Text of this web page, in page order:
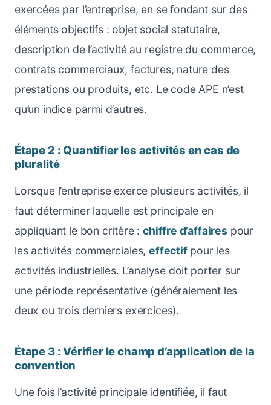
exercées par l’entreprise, en se fondant sur des
éléments objectifs : objet social statutaire,
description de l’activité au registre du commerce,
contrats commerciaux, factures, nature des
prestations ou produits, etc. Le code APE n’est
qu’un indice parmi d’autres.
Étape 2 : Quantifier les activités en cas de
pluralité
Lorsque l’entreprise exerce plusieurs activités, il
faut déterminer laquelle est principale en
appliquant le bon critère :chiffre d’affairespour
les activités commerciales,effectifpour les
activités industrielles. L’analyse doit porter sur
une période représentative (généralement les
deux ou trois derniers exercices).
Étape 3 : Vérifier le champ d’application de la
convention
Une fois l’activité principale identifiée, il faut